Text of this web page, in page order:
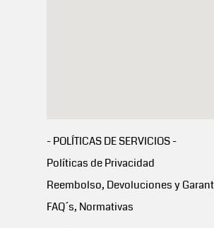
- POLÍTICAS DE SERVICIOS -
Políticas de Privacidad
Reembolso, Devoluciones y
FAQ´s, Normativas